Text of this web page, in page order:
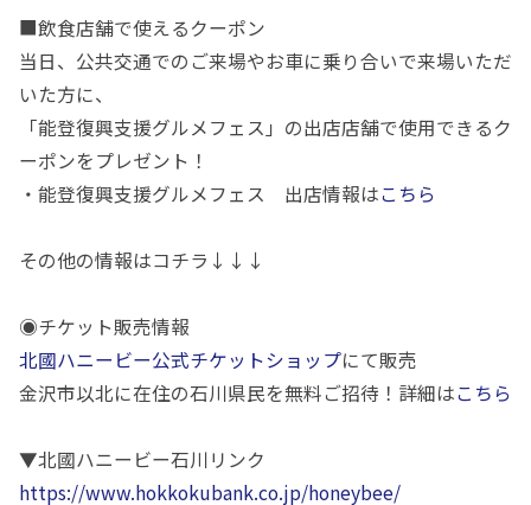
■飲食店舗で使えるクーポン
当日、公共交通でのご来場やお車に乗り合いで来場いただ
いた方に、
「能登復興支援グルメフェス」の出店店舗で使用できるク
ーポンをプレゼント！
・能登復興支援グルメフェス 出店情報はこちら
その他の情報はコチラ↓↓↓
◉チケット販売情報
北國ハニービー公式チケットショップにて販売
金沢市以北に在住の石川県民を無料ご招待！詳細はこちら
▼北國ハニービー石川リンク
https://www.hokkokubank.co.jp/honeybee/